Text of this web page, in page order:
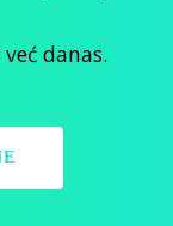
danas.